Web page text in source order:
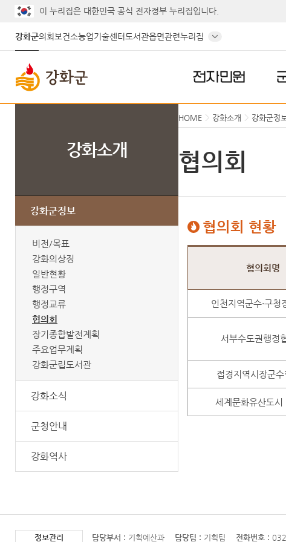
이 누리집은 대한민국 공식 전자정부 누리집입니다.
강화군의회 보건소농업기술센터 도서관읍면관련누리집
전자민원
강화소개
강화군정보
비전/목표
강화의상징
일반현황
행정구역
행정교류
협의회
장기종합발전계획
주요업무계획
강화군립도서관
강화소식
군청안내
강화역사
HOME 강화소개 강화군정
협의회
협의회 현황
협의회명
인천지역군수·구청
서부수도권행정
접경지역시장군수
세계문화유산도시
정보관리 담당부서 : 기획예산과 담당팀 : 기획팀 전화번호 :